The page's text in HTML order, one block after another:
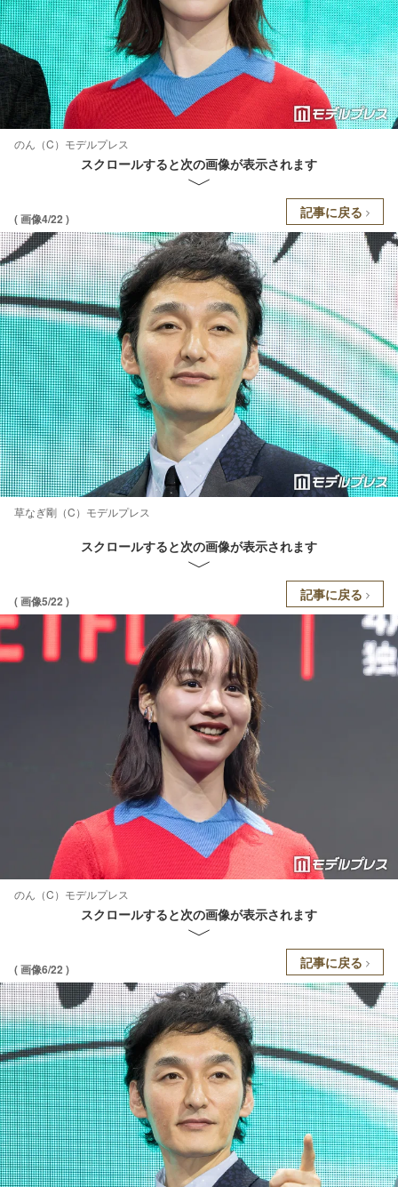
のん（C）モデルプレス
スクロールすると次の画像が表示されます
( 画像4/22 ) 記事に戻る
草なぎ剛（C）モデルプレス
スクロールすると次の画像が表示されます
( 画像5/22 ) 記事に戻る
のん（C）モデルプレス
スクロールすると次の画像が表示されます
( 画像6/22 ) 記事に戻る